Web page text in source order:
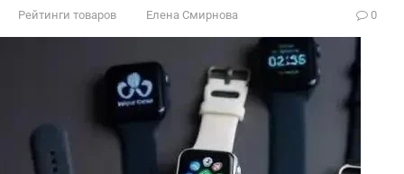
Рейтинги товаров Елена Смирнова 0